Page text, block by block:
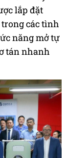
lắp đặt
trong các tình
năng mở tự
tán nhanh